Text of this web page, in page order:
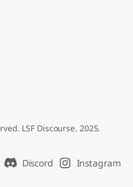
LSF Discourse. 2025.
Discord Instagram